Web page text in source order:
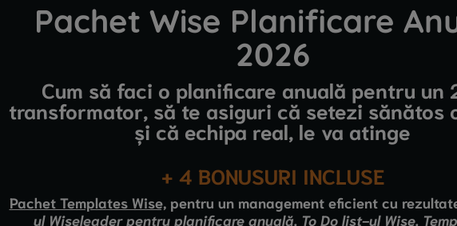
Pachet Wise Planificare
2026
Cum să faci o planificare anuală pentru un
transformator, să te asiguri că setezi sănătos
și că echipa real, le va atinge
+ 4 BONUSURI INCLUSE
Pachet Templates Wise,pentru un management eficient cu
ul Wiseleader pentru planificare anuală, To Do list-ul Wise,